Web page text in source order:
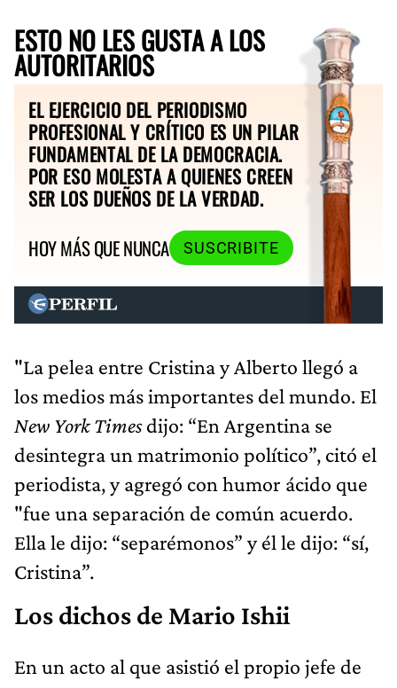
ESTO NO LES GUSTA A LOS
AUTORITARIOS
EL EJERCICIO DEL PERIODISMO
PROFESIONAL Y CRÍTICO ES UN PILAR
FUNDAMENTAL DE LA DEMOCRACIA.
POR ESO MOLESTA A QUIENES CREEN
SER LOS DUEÑOS DE LA VERDAD.
HOY MÁS QUE NUNCA
SUSCRIBITE
"La pelea entre Cristina y Alberto llegó a
los medios más importantes del mundo. El
New York Timesdijo: “En Argentina se
desintegra un matrimonio político”, citó el
periodista, y agregó con humor ácido que
"fue una separación de común acuerdo.
Ella le dijo: “separémonos” y él le dijo: “sí,
Cristina”.
Los dichos de Mario Ishii
En un acto al que asistió el propio jefe de